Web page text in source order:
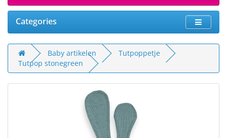
Categories
Baby artikelen
Tutpoppetje
Tutpop stonegreen